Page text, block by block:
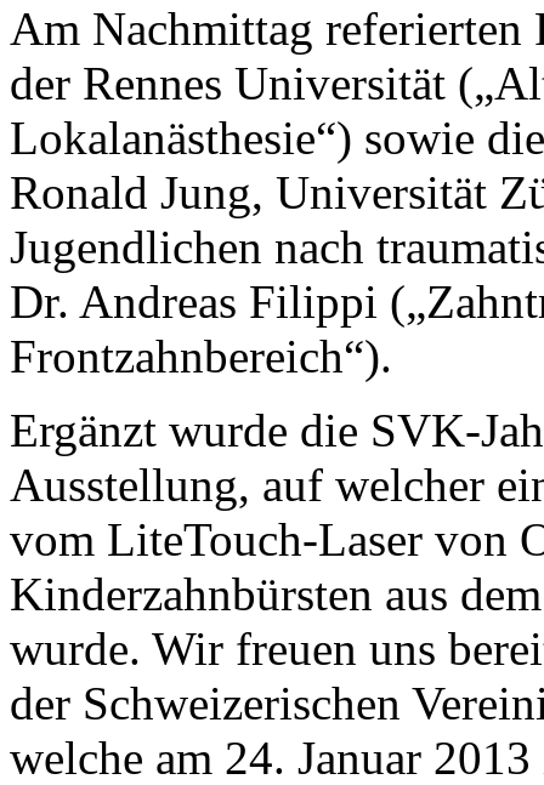
Am Nachmittag
der Rennes Universität
Lokalanästhesie“) sowie
Ronald Jung, Universität
Jugendlichen nach
Dr. Andreas Filippi
Frontzahnbereich“).
Ergänzt wurde die SVK-
Ausstellung, auf welcher
vom LiteTouch-Laser von
Kinderzahnbürsten aus
wurde. Wir freuen uns
der Schweizerischen
welche am 24. Januar